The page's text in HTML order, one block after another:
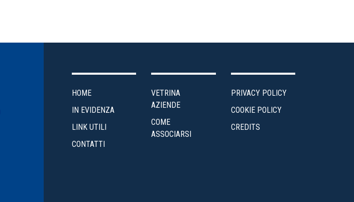
HOME
IN EVIDENZA
LINK UTILI
CONTATTI
VETRINA
AZIENDE
COME
ASSOCIARSI
PRIVACY POLICY
COOKIE POLICY
CREDITS